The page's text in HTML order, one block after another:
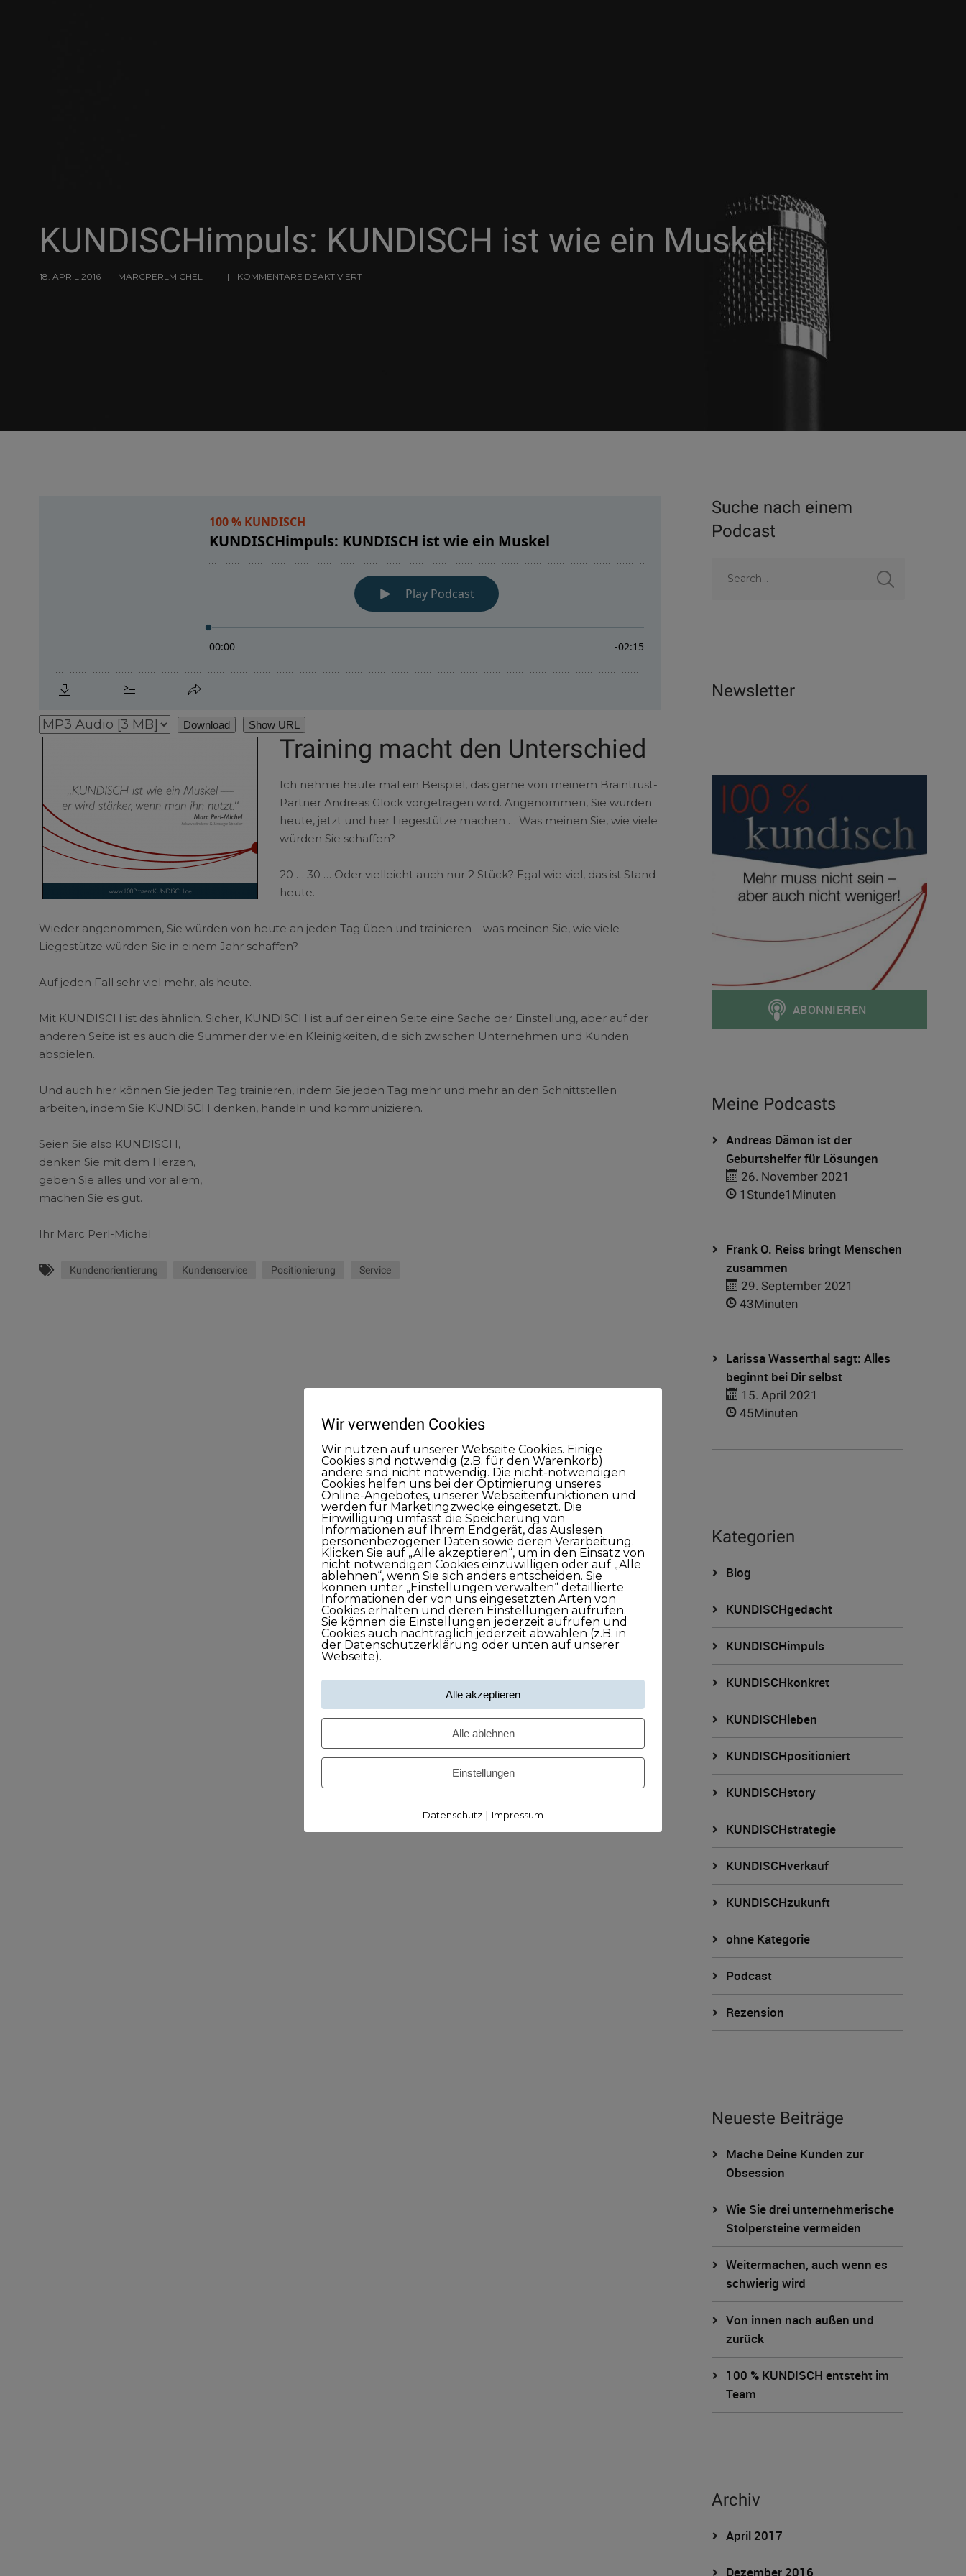
KUNDISCHimpuls: KUNDISCH ist wie ein Muskel
18. APRIL 2016 MARCPERLMICHEL KOMMENTARE DEAKTIVIERT
Download Show URL
Training macht den Unterschied
Ich nehme heute mal ein Beispiel, das gerne von meinem Braintrust-
Partner Andreas Glock vorgetragen wird. Angenommen, Sie würden
heute, jetzt und hier Liegestütze machen … Was meinen Sie, wie viele
würden Sie schaffen?
20 … 30 … Oder vielleicht auch nur 2 Stück? Egal wie viel, das ist Stand
heute.
Wieder angenommen, Sie würden von heute an jeden Tag üben und trainieren – was meinen Sie, wie viele
Liegestütze würden Sie in einem Jahr schaffen?
Auf jeden Fall sehr viel mehr, als heute.
Mit KUNDISCH ist das ähnlich. Sicher, KUNDISCH ist auf der einen Seite eine Sache der Einstellung, aber auf der
anderen Seite ist es auch die Summer der vielen Kleinigkeiten, die sich zwischen Unternehmen und Kunden
abspielen.
Und auch hier können Sie jeden Tag trainieren, indem Sie jeden Tag mehr und mehr an den Schnittstellen
arbeiten, indem Sie KUNDISCH denken, handeln und kommunizieren.
Seien Sie also KUNDISCH,
denken Sie mit dem Herzen,
geben Sie alles und vor allem,
machen Sie es gut.
Ihr Marc Perl-Michel
Kundenorientierung Kundenservice Positionierung Service
Suche nach einem
Podcast
Newsletter
Meine Podcasts
Andreas Dämon ist der
Geburtshelfer für Lösungen
26. November 2021
1Stunde1Minuten
Frank O. Reiss bringt Menschen
zusammen
29. September 2021
43Minuten
Larissa Wasserthal sagt: Alles
beginnt bei Dir selbst
15. April 2021
45Minuten
Kategorien
Blog
KUNDISCHgedacht
KUNDISCHimpuls
KUNDISCHkonkret
KUNDISCHleben
KUNDISCHpositioniert
KUNDISCHstory
KUNDISCHstrategie
KUNDISCHverkauf
KUNDISCHzukunft
ohne Kategorie
Podcast
Rezension
Neueste Beiträge
Mache Deine Kunden zur
Obsession
Wie Sie drei unternehmerische
Stolpersteine vermeiden
Weitermachen, auch wenn es
schwierig wird
Von innen nach außen und
zurück
100 % KUNDISCH entsteht im
Team
Archiv
April 2017
Dezember 2016
Wir verwenden Cookies
Wir nutzen auf unserer Webseite Cookies. Einige
Cookies sind notwendig (z.B. für den Warenkorb)
andere sind nicht notwendig. Die nicht-notwendigen
Cookies helfen uns bei der Optimierung unseres
Online-Angebotes, unserer Webseitenfunktionen und
werden für Marketingzwecke eingesetzt. Die
Einwilligung umfasst die Speicherung von
Informationen auf Ihrem Endgerät, das Auslesen
personenbezogener Daten sowie deren Verarbeitung.
Klicken Sie auf „Alle akzeptieren“, um in den Einsatz von
nicht notwendigen Cookies einzuwilligen oder auf „Alle
ablehnen“, wenn Sie sich anders entscheiden. Sie
können unter „Einstellungen verwalten“ detaillierte
Informationen der von uns eingesetzten Arten von
Cookies erhalten und deren Einstellungen aufrufen.
Sie können die Einstellungen jederzeit aufrufen und
Cookies auch nachträglich jederzeit abwählen (z.B. in
der Datenschutzerklärung oder unten auf unserer
Webseite).
Alle akzeptieren
Alle ablehnen
Einstellungen
Datenschutz | Impressum